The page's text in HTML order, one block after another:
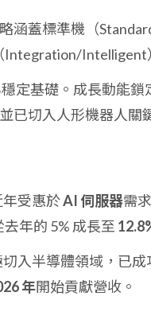
涵蓋標準機（
Integration/Intelligent
穩定基礎。成長動能
已切入人形機器人關
年受惠於AI 伺服器需
年的 5% 成長至
切入半導體領域，已
年開始貢獻營收。